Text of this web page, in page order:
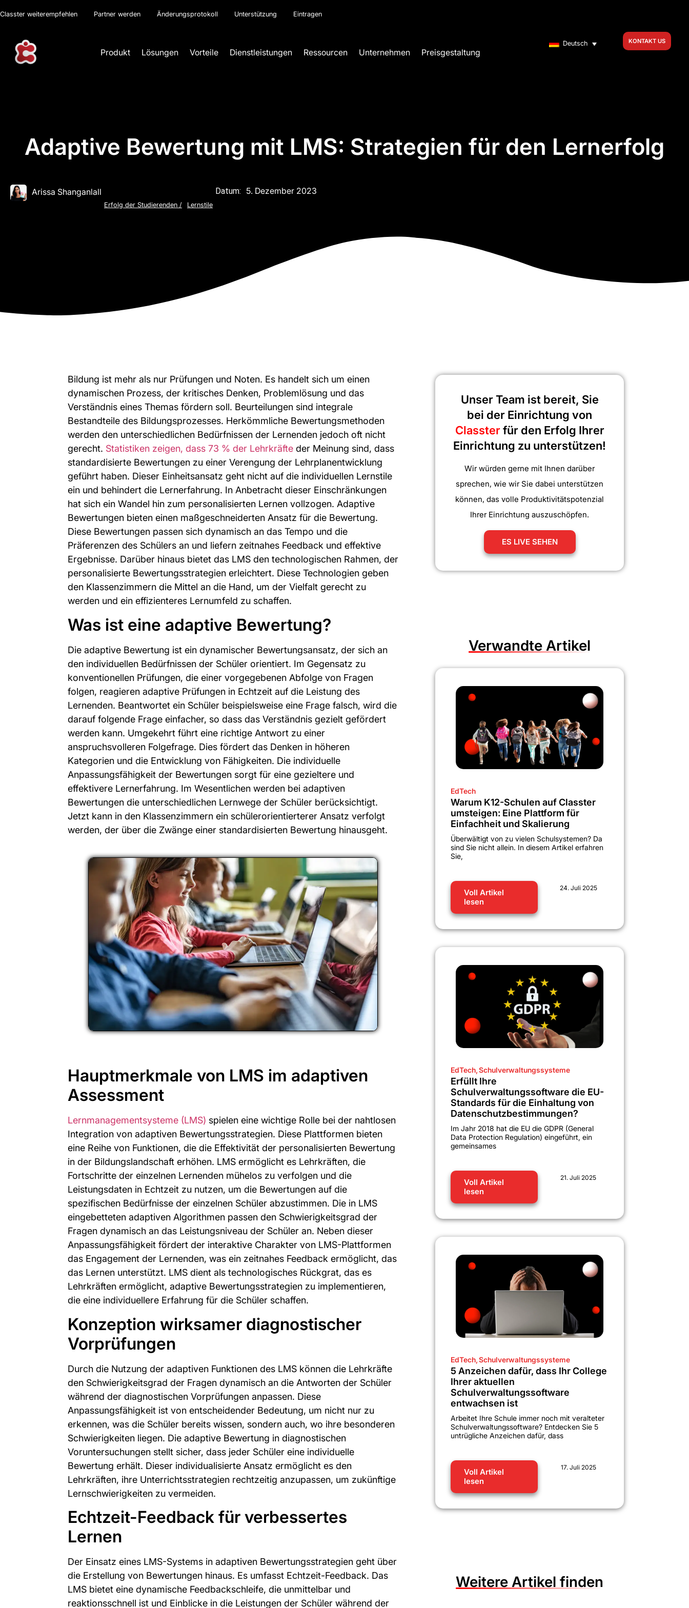
Classter weiterempfehlen Partner werden Änderungsprotokoll Unterstützung Eintragen
Produkt Lösungen Vorteile Dienstleistungen Ressourcen Unternehmen Preisgestaltung
Deutsch KONTAKT US
Adaptive Bewertung mit LMS: Strategien für den Lernerfolg
Arissa Shanganlall
Erfolg der Studierenden / Lernstile
Datum: 5. Dezember 2023
Bildung ist mehr als nur Prüfungen und Noten. Es handelt sich um einen
dynamischen Prozess, der kritisches Denken, Problemlösung und das
Verständnis eines Themas fördern soll. Beurteilungen sind integrale
Bestandteile des Bildungsprozesses. Herkömmliche Bewertungsmethoden
werden den unterschiedlichen Bedürfnissen der Lernenden jedoch oft nicht
gerecht. Statistiken zeigen, dass 73 % der Lehrkräfte der Meinung sind, dass
standardisierte Bewertungen zu einer Verengung der Lehrplanentwicklung
geführt haben. Dieser Einheitsansatz geht nicht auf die individuellen Lernstile
ein und behindert die Lernerfahrung. In Anbetracht dieser Einschränkungen
hat sich ein Wandel hin zum personalisierten Lernen vollzogen. Adaptive
Bewertungen bieten einen maßgeschneiderten Ansatz für die Bewertung.
Diese Bewertungen passen sich dynamisch an das Tempo und die
Präferenzen des Schülers an und liefern zeitnahes Feedback und effektive
Ergebnisse. Darüber hinaus bietet das LMS den technologischen Rahmen, der
personalisierte Bewertungsstrategien erleichtert. Diese Technologien geben
den Klassenzimmern die Mittel an die Hand, um der Vielfalt gerecht zu
werden und ein effizienteres Lernumfeld zu schaffen.
Was ist eine adaptive Bewertung?
Die adaptive Bewertung ist ein dynamischer Bewertungsansatz, der sich an
den individuellen Bedürfnissen der Schüler orientiert. Im Gegensatz zu
konventionellen Prüfungen, die einer vorgegebenen Abfolge von Fragen
folgen, reagieren adaptive Prüfungen in Echtzeit auf die Leistung des
Lernenden. Beantwortet ein Schüler beispielsweise eine Frage falsch, wird die
darauf folgende Frage einfacher, so dass das Verständnis gezielt gefördert
werden kann. Umgekehrt führt eine richtige Antwort zu einer
anspruchsvolleren Folgefrage. Dies fördert das Denken in höheren
Kategorien und die Entwicklung von Fähigkeiten. Die individuelle
Anpassungsfähigkeit der Bewertungen sorgt für eine gezieltere und
effektivere Lernerfahrung. Im Wesentlichen werden bei adaptiven
Bewertungen die unterschiedlichen Lernwege der Schüler berücksichtigt.
Jetzt kann in den Klassenzimmern ein schülerorientierterer Ansatz verfolgt
werden, der über die Zwänge einer standardisierten Bewertung hinausgeht.
Hauptmerkmale von LMS im adaptiven
Assessment
Lernmanagementsysteme (LMS) spielen eine wichtige Rolle bei der nahtlosen
Integration von adaptiven Bewertungsstrategien. Diese Plattformen bieten
eine Reihe von Funktionen, die die Effektivität der personalisierten Bewertung
in der Bildungslandschaft erhöhen. LMS ermöglicht es Lehrkräften, die
Fortschritte der einzelnen Lernenden mühelos zu verfolgen und die
Leistungsdaten in Echtzeit zu nutzen, um die Bewertungen auf die
spezifischen Bedürfnisse der einzelnen Schüler abzustimmen. Die in LMS
eingebetteten adaptiven Algorithmen passen den Schwierigkeitsgrad der
Fragen dynamisch an das Leistungsniveau der Schüler an. Neben dieser
Anpassungsfähigkeit fördert der interaktive Charakter von LMS-Plattformen
das Engagement der Lernenden, was ein zeitnahes Feedback ermöglicht, das
das Lernen unterstützt. LMS dient als technologisches Rückgrat, das es
Lehrkräften ermöglicht, adaptive Bewertungsstrategien zu implementieren,
die eine individuellere Erfahrung für die Schüler schaffen.
Konzeption wirksamer diagnostischer
Vorprüfungen
Durch die Nutzung der adaptiven Funktionen des LMS können die Lehrkräfte
den Schwierigkeitsgrad der Fragen dynamisch an die Antworten der Schüler
während der diagnostischen Vorprüfungen anpassen. Diese
Anpassungsfähigkeit ist von entscheidender Bedeutung, um nicht nur zu
erkennen, was die Schüler bereits wissen, sondern auch, wo ihre besonderen
Schwierigkeiten liegen. Die adaptive Bewertung in diagnostischen
Voruntersuchungen stellt sicher, dass jeder Schüler eine individuelle
Bewertung erhält. Dieser individualisierte Ansatz ermöglicht es den
Lehrkräften, ihre Unterrichtsstrategien rechtzeitig anzupassen, um zukünftige
Lernschwierigkeiten zu vermeiden.
Echtzeit-Feedback für verbessertes
Lernen
Der Einsatz eines LMS-Systems in adaptiven Bewertungsstrategien geht über
die Erstellung von Bewertungen hinaus. Es umfasst Echtzeit-Feedback. Das
LMS bietet eine dynamische Feedbackschleife, die unmittelbar und
reaktionsschnell ist und Einblicke in die Leistungen der Schüler während der
Unser Team ist bereit, Sie
bei der Einrichtung von
Classterfür den Erfolg Ihrer
Einrichtung zu unterstützen!
Wir würden gerne mit Ihnen darüber
sprechen, wie wir Sie dabei unterstützen
können, das volle Produktivitätspotenzial
Ihrer Einrichtung auszuschöpfen.
ES LIVE SEHEN
Verwandte Artikel
EdTech
Warum K12-Schulen auf Classter
umsteigen: Eine Plattform für
Einfachheit und Skalierung
Überwältigt von zu vielen Schulsystemen? Da
sind Sie nicht allein. In diesem Artikel erfahren
Sie,
Voll Artikel
lesen
24. Juli 2025
EdTech,Schulverwaltungssysteme
Erfüllt Ihre
Schulverwaltungssoftware die EU-
Standards für die Einhaltung von
Datenschutzbestimmungen?
Im Jahr 2018 hat die EU die GDPR (General
Data Protection Regulation) eingeführt, ein
gemeinsames
Voll Artikel
lesen
21. Juli 2025
EdTech,Schulverwaltungssysteme
5 Anzeichen dafür, dass Ihr College
Ihrer aktuellen
Schulverwaltungssoftware
entwachsen ist
Arbeitet Ihre Schule immer noch mit veralteter
Schulverwaltungssoftware? Entdecken Sie 5
untrügliche Anzeichen dafür, dass
Voll Artikel
lesen
17. Juli 2025
Weitere Artikel finden